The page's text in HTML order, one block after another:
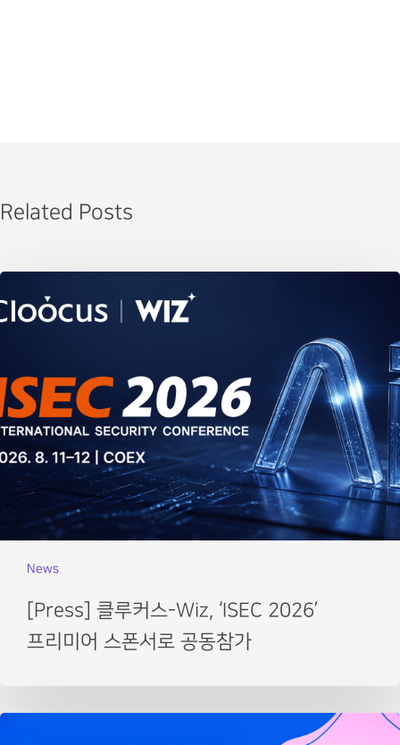
Related Posts
News
[Press] 클루커스-Wiz, ‘ISEC 2026’
프리미어 스폰서로 공동참가